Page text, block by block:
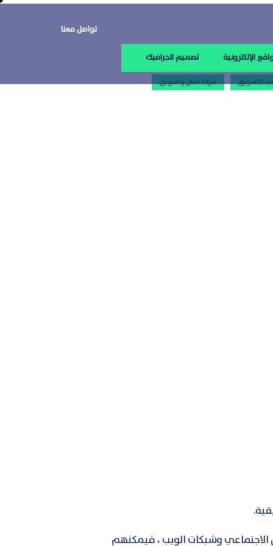
الإلكترونية تصميم الجرافيك
تواصل معنا
استخدم الذكاء الاصطناعي
التسويق شركة اعلان وتسويق
الاجتماعي وشبكات الويب ، فيمكِنهم